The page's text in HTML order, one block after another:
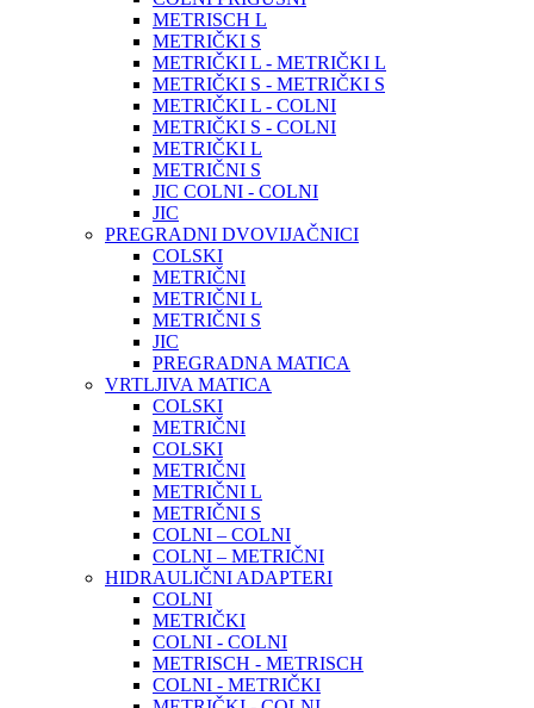
METRISCH L
METRIČKI S
METRIČKI L - METRIČKI L
METRIČKI S - METRIČKI S
METRIČKI L - COLNI
METRIČKI S - COLNI
METRIČKI L
METRIČNI S
JIC COLNI - COLNI
JIC
PREGRADNI DVOVIJAČNICI
COLSKI
METRIČNI
METRIČNI L
METRIČNI S
JIC
PREGRADNA MATICA
VRTLJIVA MATICA
COLSKI
METRIČNI
COLSKI
METRIČNI
METRIČNI L
METRIČNI S
COLNI – COLNI
COLNI – METRIČNI
HIDRAULIČNI ADAPTERI
COLNI
METRIČKI
COLNI - COLNI
METRISCH - METRISCH
COLNI - METRIČKI